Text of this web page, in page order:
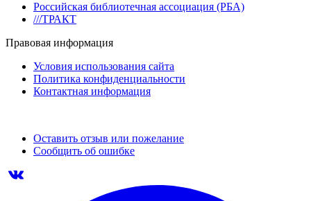
Российская библиотечная ассоциация (РБА)
///ТРАКТ
Правовая информация
Условия использования сайта
Политика конфиденциальности
Контактная информация
Оставить отзыв или пожелание
Сообщить об ошибке